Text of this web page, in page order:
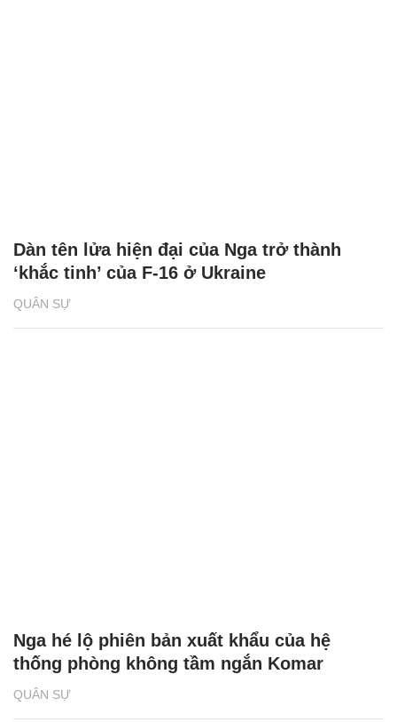
QUÂN SỰ
Dàn tên lửa hiện đại của Nga trở thành
‘khắc tinh’ của F-16 ở Ukraine
QUÂN SỰ
Nga hé lộ phiên bản xuất khẩu của hệ
thống phòng không tầm ngắn Komar